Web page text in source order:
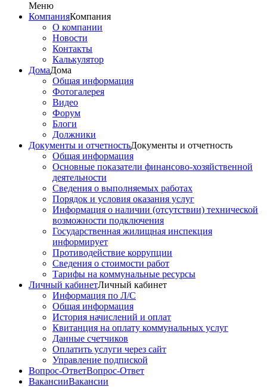
Меню
КомпанияКомпания
О компании
Новости
Контакты
Калькулятор
ДомаДома
Общая информация
Фотогалерея
Видео
Форум
Блоги
Должники
Документы и отчетностьДокументы и отчетность
Общая информация
Основные показатели финансово-хозяйственной
деятельности
Сведения о выполняемых работах
Порядок и условия оказания услуг
Информация о наличии (отсутствии) технической
возможности подключения
Государственная жилищная инспекция
информирует
Противодействие коррупции
Сведения о стоимости работ
Тарифы на коммунальные ресурсы
Личный кабинетЛичный кабинет
Информация по Л/С
Общая информация
История начислений и оплат
Квитанция на оплату коммунальных услуг
Данные счетчиков
Оплатить услуги через сайт
Управление подпиской
Вопрос-ОтветВопрос-Ответ
ВакансииВакансии